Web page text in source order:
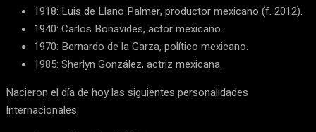
1918: Luis de Llano Palmer, productor mexicano (f. 2012).
1940: Carlos Bonavides, actor mexicano.
1970: Bernardo de la Garza, político mexicano.
1985: Sherlyn González, actriz mexicana.
Nacieron el día de hoy las siguientes personalidades
Internacionales: